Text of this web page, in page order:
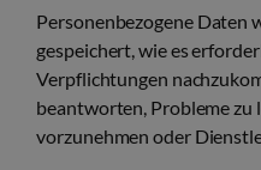
Personenbezogene Daten
gespeichert, wie es
Verpflichtungen
beantworten, Probleme zu
vorzunehmen oder